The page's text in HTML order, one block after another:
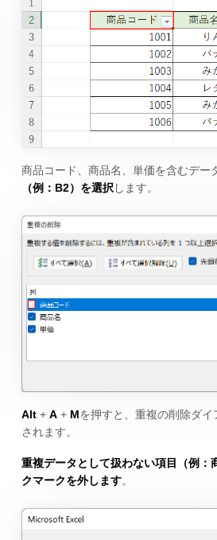
商品コード、商品名、単価を含むデー
（例：B2）を選択 します。
Alt+ A+ Mを押すと、重複の削除ダ
されます。
重複データとして扱わない項目（例：
クマークを外します。